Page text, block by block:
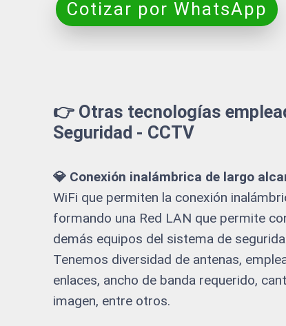
Cotizar por WhatsApp
👉 Otras tecnologías
Seguridad - CCTV
💎 Conexión inalámbrica de largo
WiFi que permiten la conexión
formando una Red LAN que permite
demás equipos del sistema de
Tenemos diversidad de antenas,
enlaces, ancho de banda requerido,
imagen, entre otros.